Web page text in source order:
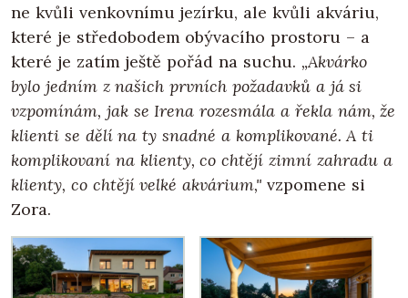
ne kvůli venkovnímu jezírku, ale kvůli akváriu,
které je středobodem obývacího prostoru – a
které je zatím ještě pořád na suchu. „Akvárko
bylo jedním z našich prvních požadavků a já si
vzpomínám, jak se Irena rozesmála a řekla nám, že
klienti se dělí na ty snadné a komplikované. A ti
komplikovaní na klienty, co chtějí zimní zahradu a
klienty, co chtějí velké akvárium," vzpomene si
Zora.